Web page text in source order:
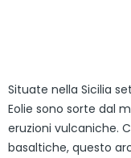
Situate nella Sicilia
Eolie sono sorte dal
eruzioni vulcaniche.
basaltiche, questo